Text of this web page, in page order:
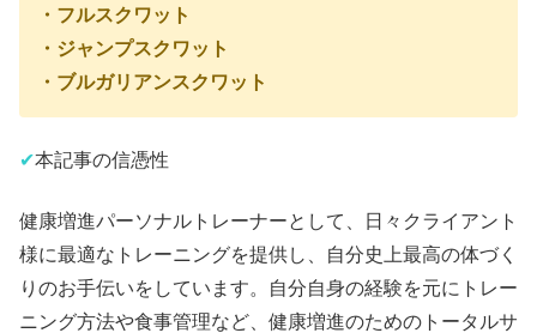
・フルスクワット
・ジャンプスクワット
・ブルガリアンスクワット
✔︎本記事の信憑性
健康増進パーソナルトレーナーとして、日々クライアント
様に最適なトレーニングを提供し、自分史上最高の体づく
りのお手伝いをしています。自分自身の経験を元にトレー
ニング方法や食事管理など、健康増進のためのトータルサ